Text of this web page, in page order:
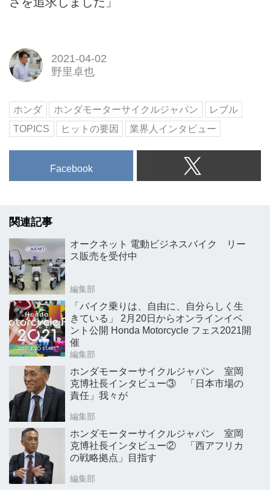
2021-04-02
野里卓也
ホンダ ホンダモーターサイクルジャパン
レブル
TOPICS
ヒットの要因 業界人インタビュー
Facebook
関連記事
オークネット 電動ビジネスバイク リー
ス販売を受付中
編集部
「バイク乗りは、自由に、自分らしく生
きている」 2月20日からオンラインイベ
ント公開 Honda Motorcycle フェス2021開
催
編集部
ホンダモーターサイクルジャパン 室岡
克博社長インタビュー③ 「日本市場の
責任」我々が
編集部
ホンダモーターサイクルジャパン 室岡
克博社長インタビュー② 「西アフリカ
の戦略拠点」目指す
編集部